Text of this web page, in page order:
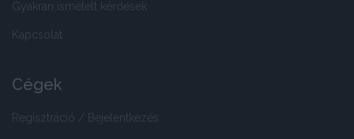
Gyakran ismételt kérdések
Kapcsolat
Cégek
Regisztráció / Bejelentkezés